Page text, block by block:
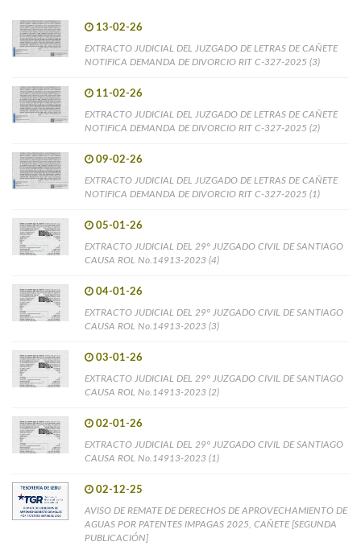
13-02-26
EXTRACTO JUDICIAL DEL JUZGADO DE LETRAS DE CAÑETE
NOTIFICA DEMANDA DE DIVORCIO RIT C-327-2025 (3)
11-02-26
EXTRACTO JUDICIAL DEL JUZGADO DE LETRAS DE CAÑETE
NOTIFICA DEMANDA DE DIVORCIO RIT C-327-2025 (2)
09-02-26
EXTRACTO JUDICIAL DEL JUZGADO DE LETRAS DE CAÑETE
NOTIFICA DEMANDA DE DIVORCIO RIT C-327-2025 (1)
05-01-26
EXTRACTO JUDICIAL DEL 29° JUZGADO CIVIL DE SANTIAGO
CAUSA ROL No.14913-2023 (4)
04-01-26
EXTRACTO JUDICIAL DEL 29° JUZGADO CIVIL DE SANTIAGO
CAUSA ROL No.14913-2023 (3)
03-01-26
EXTRACTO JUDICIAL DEL 29° JUZGADO CIVIL DE SANTIAGO
CAUSA ROL No.14913-2023 (2)
02-01-26
EXTRACTO JUDICIAL DEL 29° JUZGADO CIVIL DE SANTIAGO
CAUSA ROL No.14913-2023 (1)
02-12-25
AVISO DE REMATE DE DERECHOS DE APROVECHAMIENTO DE
AGUAS POR PATENTES IMPAGAS 2025, CAÑETE [SEGUNDA
PUBLICACIÓN]